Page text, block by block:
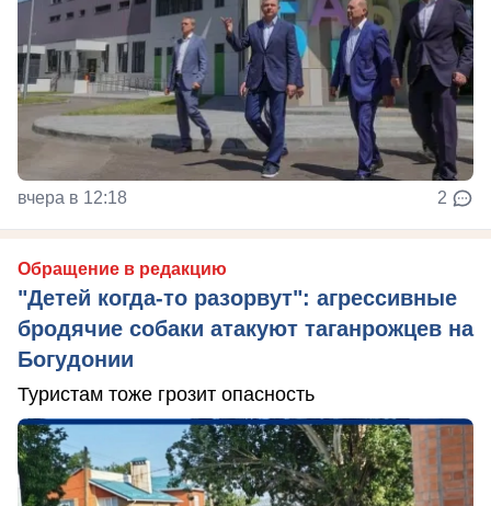
вчера в 12:18 2
Обращение в редакцию
"Детей когда-то разорвут": агрессивные
бродячие собаки атакуют таганрожцев на
Богудонии
Туристам тоже грозит опасность